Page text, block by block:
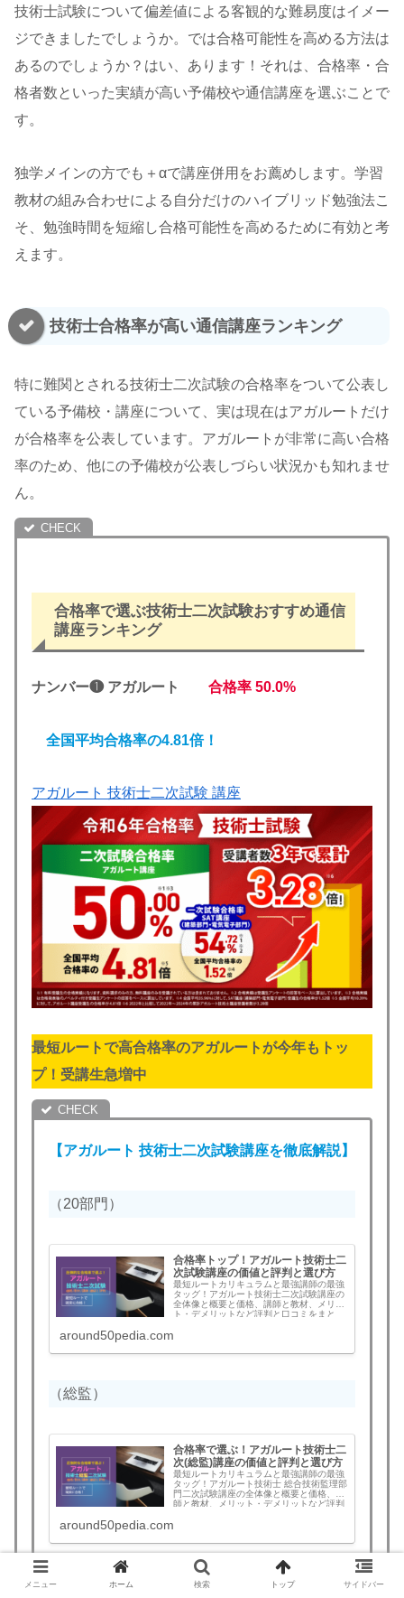
技術士試験について偏差値による客観的な難易度はイメー
ジできましたでしょうか。では合格可能性を高める方法は
あるのでしょうか？はい、あります！それは、合格率・合
格者数といった実績が高い予備校や通信講座を選ぶことで
す。
独学メインの方でも＋αで講座併用をお薦めします。学習
教材の組み合わせによる自分だけのハイブリッド勉強法こ
そ、勉強時間を短縮し合格可能性を高めるために有効と考
えます。
技術士合格率が高い通信講座ランキング
特に難関とされる技術士二次試験の合格率をついて公表し
ている予備校・講座について、実は現在はアガルートだけ
が合格率を公表しています。アガルートが非常に高い合格
率のため、他にの予備校が公表しづらい状況かも知れませ
ん。
合格率で選ぶ技術士二次試験おすすめ通信
講座ランキング
ナンバー❶ アガルート 合格率 50.0%
全国平均合格率の4.81倍！
アガルート 技術士二次試験 講座
最短ルートで高合格率のアガルートが今年もトッ
プ！受講生急増中
【アガルート 技術士二次試験講座を徹底解説】
（20部門）
合格率トップ！アガルート技術士二
次試験講座の価値と評判と選び方
最短ルートカリキュラムと最強講師の最強
タッグ！アガルート技術士二次試験講座の
全体像と概要と価格、講師と教材、メリッ
ト・デメリットなど評判と口コミをまと
士二次試験講座検討中の方は必見！
around50pedia.com
（総監）
合格率で選ぶ！アガルート技術士二
次(総監)講座の価値と評判と選び方
最短ルートカリキュラムと最強講師の最強
タッグ！アガルート技術士 総合技術監理部
門二次試験講座の全体像と概要と価格、講
師と教材、メリット・デメリットなど評判
スした総監部門対策専用講座。技術士二次
試験講座検討中の方は必見！
around50pedia.com
メニュー ホーム 検索 トップ サイドバー